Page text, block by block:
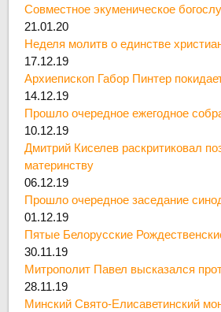
Совместное экуменическое
21.01.20
Неделя молитв о единстве
17.12.19
Архиепископ Габор Пинтер
14.12.19
Прошло очередное ежегодное
10.12.19
Дмитрий Киселев раскритиковал
материнству
06.12.19
Прошло очередное заседание
01.12.19
Пятые Белорусские
30.11.19
Митрополит Павел высказался
28.11.19
Минский Свято-Елисаветинский